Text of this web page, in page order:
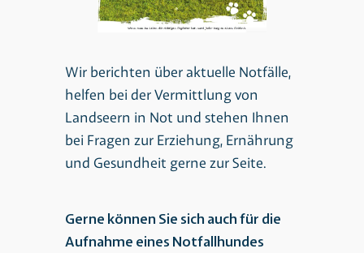
Wir berichten über aktuelle Notfälle,
helfen bei der Vermittlung von
Landseern in Not und stehen Ihnen
bei Fragen zur Erziehung, Ernährung
und Gesundheit gerne zur Seite.
Gerne können Sie sich auch für die
Aufnahme eines Notfallhundes